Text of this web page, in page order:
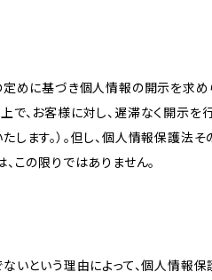
めに基づき個人情報の開示を求め
、お客様に対し、遅滞なく開示を
ます。）。但し、個人情報保護法
この限りではありません。
いという理由によって、個人情報